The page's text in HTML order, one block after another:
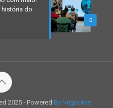
0
do
2025 - Powered By Negocios